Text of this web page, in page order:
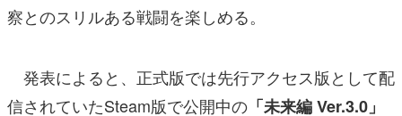
察とのスリルある戦闘を楽しめる。
発表によると、正式版では先行アクセス版として配
信されていたSteam版で公開中の 「未来編 Ver.3.0」